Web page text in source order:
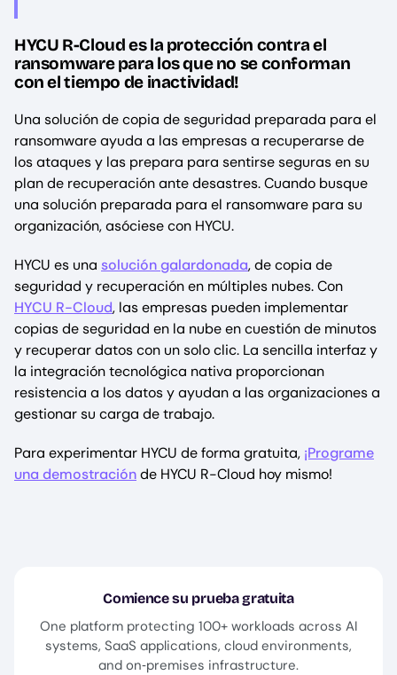
HYCU R-Cloud es la protección contra el
ransomware para los que no se conforman
con el tiempo de inactividad!
Una solución de copia de seguridad preparada para el
ransomware ayuda a las empresas a recuperarse de
los ataques y las prepara para sentirse seguras en su
plan de recuperación ante desastres. Cuando busque
una solución preparada para el ransomware para su
organización, asóciese con HYCU.
HYCU es una solución galardonada, de copia de
seguridad y recuperación en múltiples nubes. Con
HYCU R-Cloud, las empresas pueden implementar
copias de seguridad en la nube en cuestión de minutos
y recuperar datos con un solo clic. La sencilla interfaz y
la integración tecnológica nativa proporcionan
resistencia a los datos y ayudan a las organizaciones a
gestionar su carga de trabajo.
Para experimentar HYCU de forma gratuita, ¡Programe
una demostraciónde HYCU R-Cloud hoy mismo!
Comience su prueba gratuita
One platform protecting 100+ workloads across AI
systems, SaaS applications, cloud environments,
and on‑premises infrastructure.